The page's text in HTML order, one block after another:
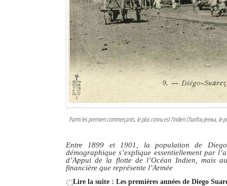
Parmi les premiers commerçants, le plus connu est l’indien Charifou Jeewa,
Entre 1899 et 1901, la population de
démographique s’explique essentiellement par
d’Appui de la flotte de l’Océan Indien, mais
financière que représente l’Armée
Lire la suite : Les premières années de Diego